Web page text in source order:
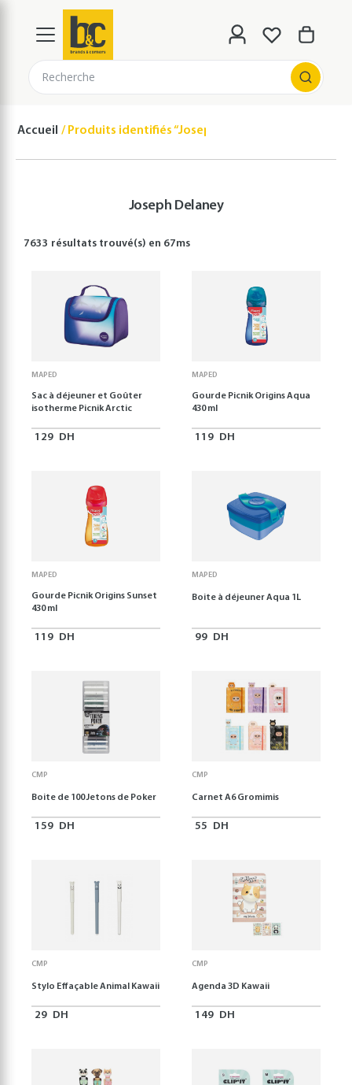
Recherche
Accueil Produits identifiés “Joseph Delaney”
Joseph Delaney
7633 résultats trouvé(s) en 67ms
MAPED
Sac à déjeuner et Goûter
isotherme Picnik Arctic
129 DH
MAPED
Gourde Picnik Origins Aqua
430 ml
119 DH
MAPED
Gourde Picnik Origins Sunset
430 ml
119 DH
MAPED
Boite à déjeuner Aqua 1L
99 DH
CMP
Boite de 100 Jetons de Poker
159 DH
CMP
Carnet A6 Gromimis
55 DH
CMP
Stylo Effaçable Animal Kawaii
29 DH
CMP
Agenda 3D Kawaii
149 DH